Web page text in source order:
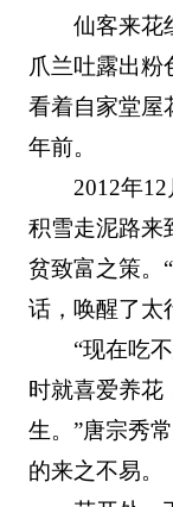
仙客来花
爪兰吐露出
看着自家堂屋
年前。
2012年
积雪走泥路来
贫致富之策。
话，唤醒了太
“现在吃
时就喜爱养花
生。”唐宗秀
的来之不易。